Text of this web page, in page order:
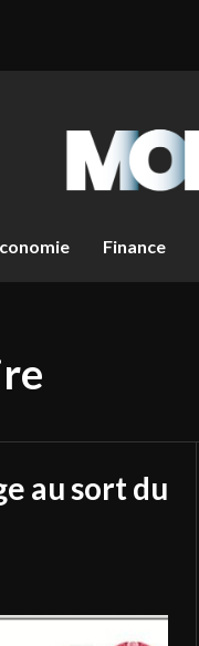
Finance
au sort du